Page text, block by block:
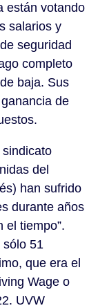
están votando
salarios y
seguridad
completo
baja. Sus
de
del
han sufrido
durante años
el tiempo”.
sólo 51
que era el
Wage o
UVW